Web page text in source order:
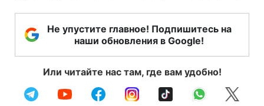
Не упустите главное! Подпишитесь на
наши обновления в Google!
Или читайте нас там, где вам удобно!